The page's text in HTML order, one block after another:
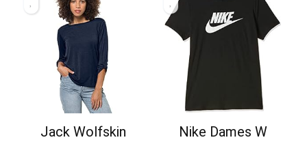
Jack Wolfskin
Nike Dames W